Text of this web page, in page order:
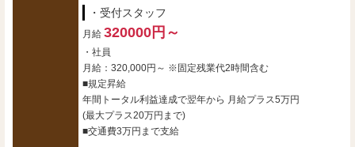
・受付スタッフ
月給 320000円～
・社員
月給：320,000円～ ※固定残業代2時間含む
■規定昇給
年間トータル利益達成で翌年から 月給プラス5万円
(最大プラス20万円まで)
■交通費3万円まで支給